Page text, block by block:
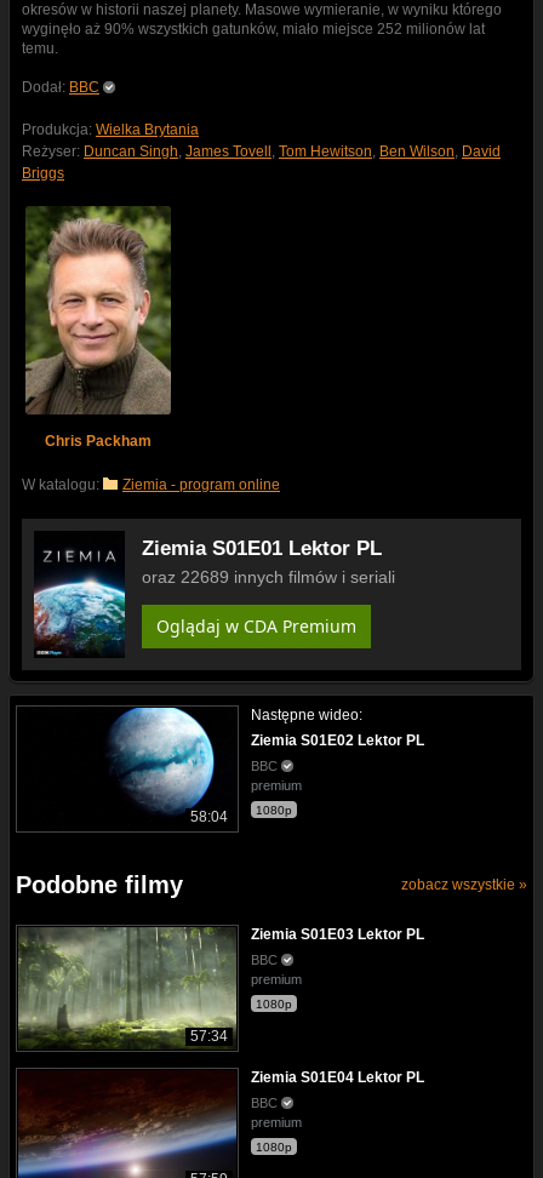
okresów w historii naszej planety. Masowe wymieranie, w wyniku którego
wyginęło aż 90% wszystkich gatunków, miało miejsce 252 milionów lat
temu.
Dodał: BBC
Produkcja: Wielka Brytania
Reżyser: Duncan Singh, James Tovell , Tom Hewitson, Ben Wilson, David
Briggs
Chris Packham
W katalogu: Ziemia - program online
Ziemia S01E01 Lektor PL
oraz 22689 innych filmów i seriali
Oglądaj w CDA Premium
58:04
Następne wideo:
Ziemia S01E02 Lektor PL
BBC
premium
1080p
Podobne filmy zobacz wszystkie »
57:34
Ziemia S01E03 Lektor PL
BBC
premium
1080p
Ziemia S01E04 Lektor PL
BBC
premium
1080p